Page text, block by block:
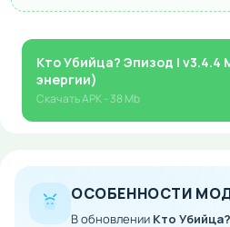
Кто Убийца? Эпизод I v3.4.4
энергии)
СкачатьAPK- 38 Mb
ОСОБЕННОСТИ
В обновлении Кто